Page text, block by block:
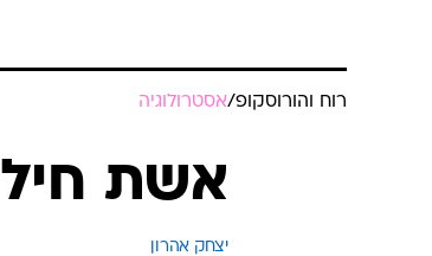
רוח והורוסקופ/אסטרולוגיה
אשת חיל
יצחק אהרון